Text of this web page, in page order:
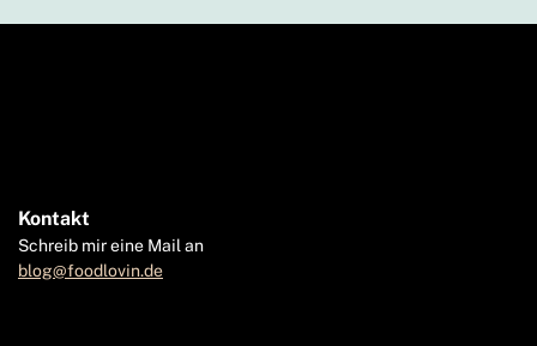
Kontakt
Schreib mir eine Mail an
blog@foodlovin.de